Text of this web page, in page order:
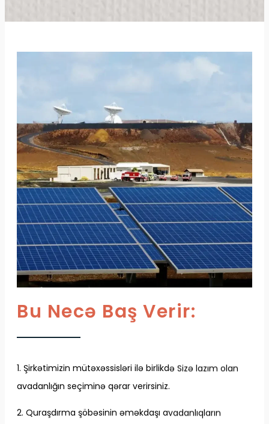
Bu Necə Baş Verir:
1. Şirkətimizin mütəxəssisləri ilə birlikdə Sizə lazım olan
avadanlığın seçiminə qərar verirsiniz.
2. Quraşdırma şöbəsinin əməkdaşı avadanlıqların